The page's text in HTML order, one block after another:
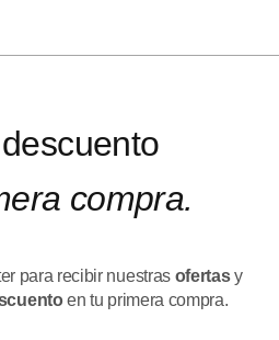
compra.
para recibir nuestras ofertasy
en tu primera compra.